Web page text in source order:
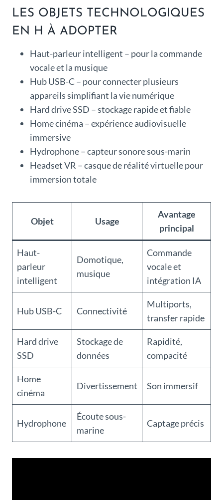
LES OBJETS TECHNOLOGIQUES
EN H À ADOPTER
Haut-parleur intelligent – pour la commande
vocale et la musique
Hub USB-C – pour connecter plusieurs
appareils simplifiant la vie numérique
Hard drive SSD – stockage rapide et fiable
Home cinéma – expérience audiovisuelle
immersive
Hydrophone – capteur sonore sous-marin
Headset VR – casque de réalité virtuelle pour
immersion totale
Objet Usage
Avantage
principal
Haut-
parleur
intelligent
Domotique,
musique
Commande
vocale et
intégration IA
Hub USB-C Connectivité
Multiports,
transfer rapide
Hard drive
SSD
Stockage de
données
Rapidité,
compacité
Home
cinéma
Divertissement Son immersif
Hydrophone
Écoute sous-
marine
Captage précis